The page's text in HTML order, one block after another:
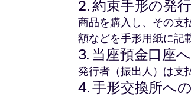
2. 約束手形の発行
商品を購入し、その支
額などを手形用紙に記
3. 当座預金口座
発行者（振出人）は支
4. 手形交換所へ